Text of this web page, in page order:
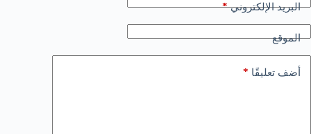
البريد الإلكتروني*
الموقع
أضف تعليقًا *